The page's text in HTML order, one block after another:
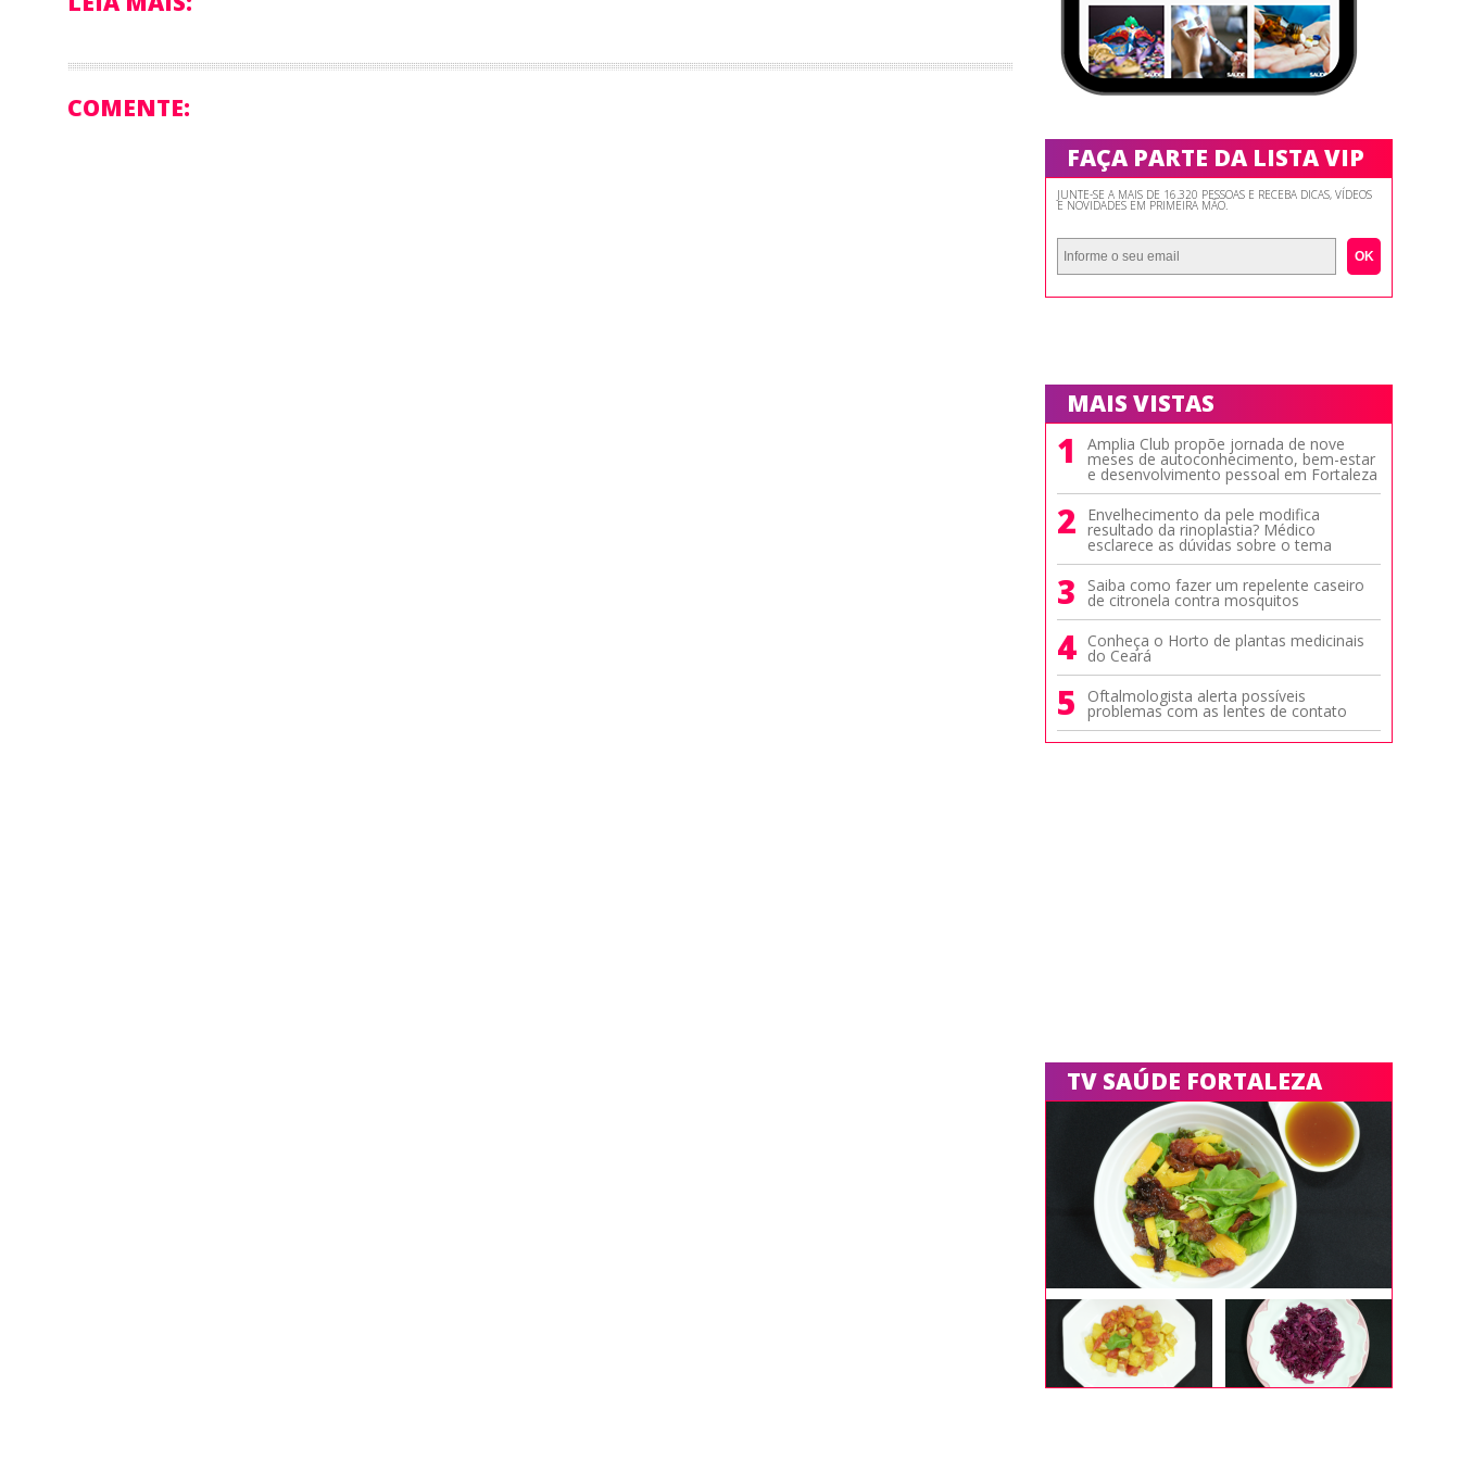
COMENTE:
FAÇA PARTE DA LISTA VIP
JUNTE-SE A MAIS DE 16.320 PESSOAS E RECEBA DICAS, VÍDEOS
E NOVIDADES EM PRIMEIRA MÃO.
OK
MAIS VISTAS
1 Amplia Club propõe jornada de nove
meses de autoconhecimento, bem-estar
e desenvolvimento pessoal em Fortaleza
2 Envelhecimento da pele modifica
resultado da rinoplastia? Médico
esclarece as dúvidas sobre o tema
3 Saiba como fazer um repelente caseiro
de citronela contra mosquitos
4 Conheça o Horto de plantas medicinais
do Ceará
5 Oftalmologista alerta possíveis
problemas com as lentes de contato
TV SAÚDE FORTALEZA